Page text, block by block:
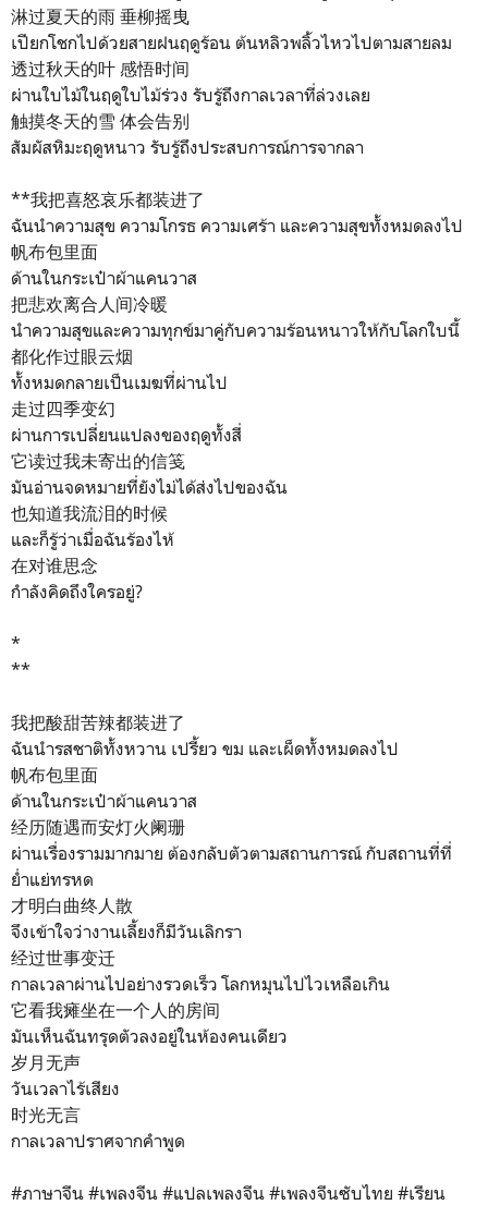
淋过夏天的雨 垂柳摇曳
เปียกโชกไปด้วยสายฝนฤดูร้อน ต้นหลิวพลิ้วไหวไปตามสายลม
透过秋天的叶 感悟时间
ผ่านใบไม้ในฤดูใบไม้ร่วง รับรู้ถึงกาลเวลาที่ล่วงเลย
触摸冬天的雪 体会告别
สัมผัสหิมะฤดูหนาว รับรู้ถึงประสบการณ์การจากลา
**我把喜怒哀乐都装进了
ฉันนำความสุข ความโกรธ ความเศร้า และความสุขทั้งหมดลงไป
帆布包里面
ด้านในกระเป๋าผ้าแคนวาส
把悲欢离合人间冷暖
นำความสุขและความทุกข์มาคู่กับความร้อนหนาวให้กับโลกใบนี้
都化作过眼云烟
ทั้งหมดกลายเป็นเมฆที่ผ่านไป
走过四季变幻
ผ่านการเปลี่ยนแปลงของฤดูทั้งสี่
它读过我未寄出的信笺
มันอ่านจดหมายที่ยังไม่ได้ส่งไปของฉัน
也知道我流泪的时候
และก็รู้ว่าเมื่อฉันร้องไห้
在对谁思念
กำลังคิดถึงใครอยู่?
*
**
我把酸甜苦辣都装进了
ฉันนำรสชาติทั้งหวาน เปรี้ยว ขม และเผ็ดทั้งหมดลงไป
帆布包里面
ด้านในกระเป๋าผ้าแคนวาส
经历随遇而安灯火阑珊
ผ่านเรื่องรามมากมาย ต้องกลับตัวตามสถานการณ์ กับสถานที่ที่
ย่ำแย่ทรหด
才明白曲终人散
จึงเข้าใจว่างานเลี้ยงก็มีวันเลิกรา
经过世事变迁
กาลเวลาผ่านไปอย่างรวดเร็ว โลกหมุนไปไวเหลือเกิน
它看我瘫坐在一个人的房间
มันเห็นฉันทรุดตัวลงอยู่ในห้องคนเดียว
岁月无声
วันเวลาไร้เสียง
时光无言
กาลเวลาปราศจากคำพูด
#ภาษาจีน #เพลงจีน #แปลเพลงจีน #เพลงจีนซับไทย #เรียน